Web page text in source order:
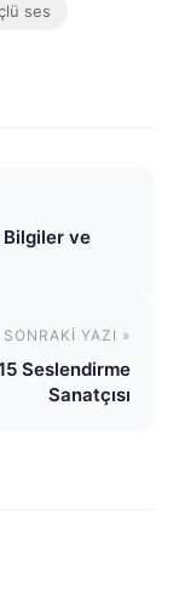
ses
Bilgiler ve
SONRAKI YAZI »
Seslendirme
Sanatçısı